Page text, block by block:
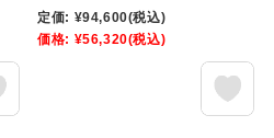
定価: ¥94,600(税込)
価格: ¥56,320(税込)